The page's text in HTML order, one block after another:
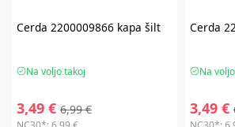
Cerda 2200009866 kapa šilt
Na voljo takoj
3,49 € 6,99 €
Cerda
Na
3,49 €